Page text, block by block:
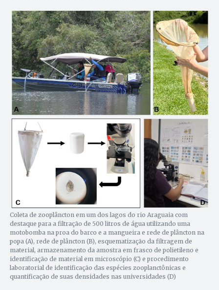
Coleta de zooplâncton em um dos lagos do rio Araguaia com
destaque para a filtração de 500 litros de água utilizando uma
motobomba na proa do barco e a mangueira e rede de plâncton na
popa (A), rede de plâncton (B), esquematização da filtragem de
material, armazenamento da amostra em frasco de polietileno e
identificação de material em microscópio (C) e procedimento
laboratorial de identificação das espécies zooplanctônicas e
quantificação de suas densidades nas universidades (D)